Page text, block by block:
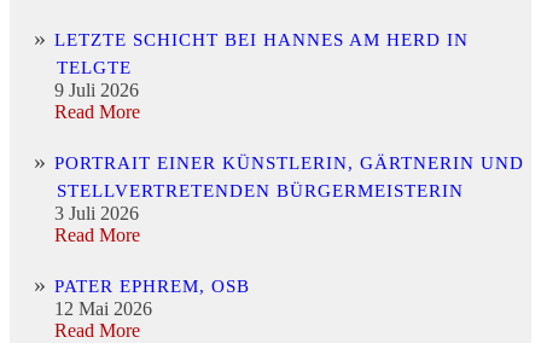
LETZTE SCHICHT BEI HANNES AM HERD IN
TELGTE
9 Juli 2026
Read More
PORTRAIT EINER KÜNSTLERIN, GÄRTNERIN UND
STELLVERTRETENDEN BÜRGERMEISTERIN
3 Juli 2026
Read More
PATER EPHREM, OSB
12 Mai 2026
Read More